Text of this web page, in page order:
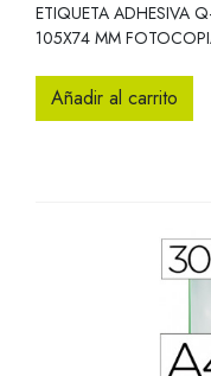
ETIQUETA ADHESIVA
105X74 MM
Añadir al carrito